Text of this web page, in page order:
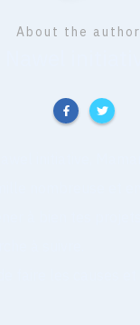
About the author